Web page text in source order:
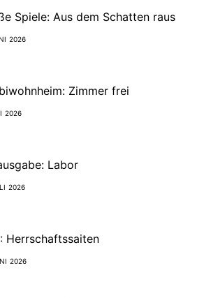
Spiele: Aus dem Schatten raus
2026
Zimmer frei
2026
Labor
2026
Herrschaftssaiten
2026